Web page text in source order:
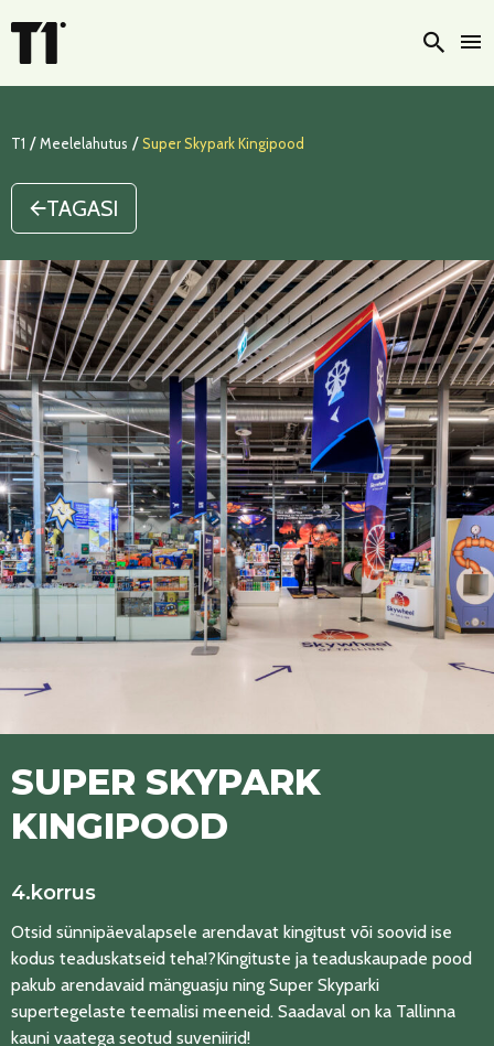
Otsi
T1 / Meelelahutus / Super Skypark Kingipood
TAGASI
SUPER SKYPARK
KINGIPOOD
4.korrus
Otsid sünnipäevalapsele arendavat kingitust või soovid ise
kodus teaduskatseid teha!?Kingituste ja teaduskaupade pood
pakub arendavaid mänguasju ning Super Skyparki
supertegelaste teemalisi meeneid. Saadaval on ka Tallinna
kauni vaatega seotud suveniirid!